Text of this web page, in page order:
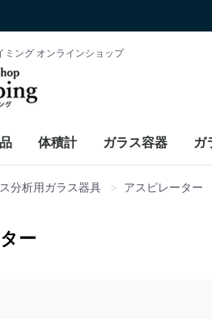
ミング オンラインショップ
体積計 ガラス容器 ガ
分析用ガラス器具 アスピレーター
ー